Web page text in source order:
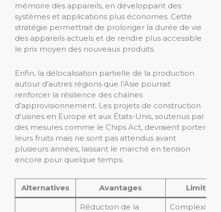
mémoire des appareils, en développant des
systèmes et applications plus économes. Cette
stratégie permettrait de prolonger la durée de vie
des appareils actuels et de rendre plus accessible
le prix moyen des nouveaux produits.
Enfin, la délocalisation partielle de la production
autour d’autres régions que l’Asie pourrait
renforcer la résilience des chaînes
d’approvisionnement. Les projets de construction
d’usines en Europe et aux États-Unis, soutenus par
des mesures comme le Chips Act, devraient porter
leurs fruits mais ne sont pas attendus avant
plusieurs années, laissant le marché en tension
encore pour quelque temps.
Alternatives Avantages Limites
Réduction de la
Complexité